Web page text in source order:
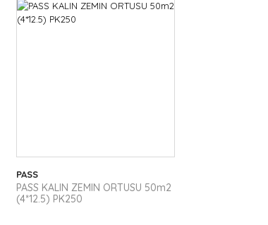
PASS
PASS KALIN ZEMIN ORTUSU 50m2
(4*12.5) PK250